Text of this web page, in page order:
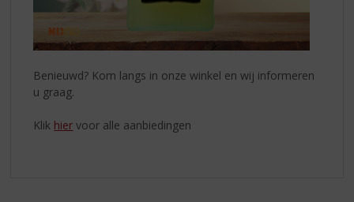
Benieuwd? Kom langs in onze winkel en wij informeren
u graag.
Klik hier voor alle aanbiedingen